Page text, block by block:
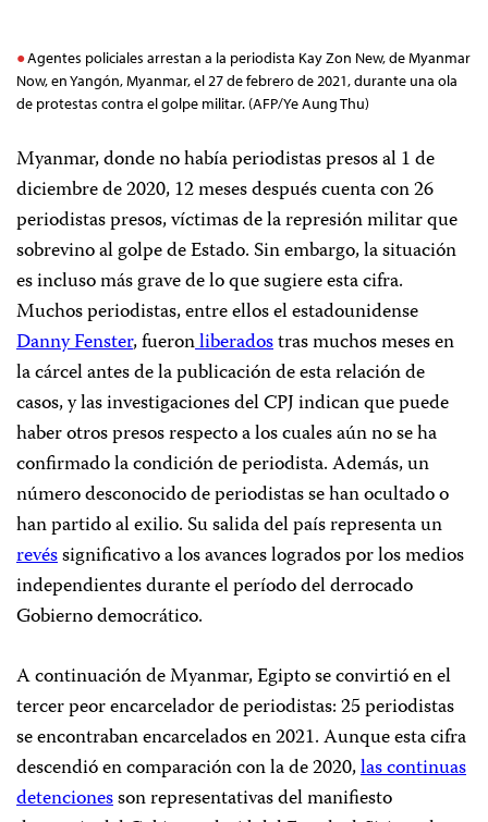
Agentes policiales arrestan a la periodista Kay Zon New, de Myanmar
Now, en Yangón, Myanmar, el 27 de febrero de 2021, durante una ola
de protestas contra el golpe militar. (AFP/Ye Aung Thu)
Myanmar, donde no había periodistas presos al 1 de
diciembre de 2020, 12 meses después cuenta con 26
periodistas presos, víctimas de la represión militar que
sobrevino al golpe de Estado. Sin embargo, la situación
es incluso más grave de lo que sugiere esta cifra.
Muchos periodistas, entre ellos el estadounidense
Danny Fenster, fueronliberadostras muchos meses en
la cárcel antes de la publicación de esta relación de
casos, y las investigaciones del CPJ indican que puede
haber otros presos respecto a los cuales aún no se ha
confirmado la condición de periodista. Además, un
número desconocido de periodistas se han ocultado o
han partido al exilio. Su salida del país representa un
revéssignificativo a los avances logrados por los medios
independientes durante el período del derrocado
Gobierno democrático.
A continuación de Myanmar, Egipto se convirtió en el
tercer peor encarcelador de periodistas: 25 periodistas
se encontraban encarcelados en 2021. Aunque esta cifra
descendió en comparación con la de 2020,las continuas
detencionesson representativas del manifiesto